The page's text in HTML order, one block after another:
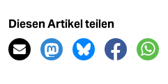
Diesen Artikel teilen